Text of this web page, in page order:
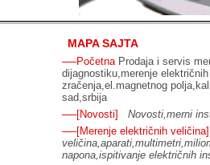
MAPA SAJTA
──PočetnaProdaja i servis
dijagnostiku,merenje
zračenja,el.magnetnog
sad,srbija
──[Novosti]
Novosti,merni
──[Merenje električnih veličina]
napona,ispitivanje električnih